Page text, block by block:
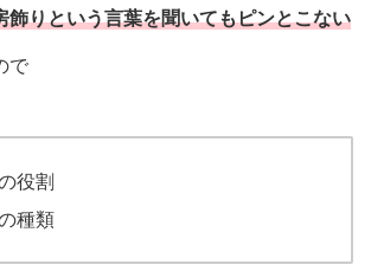
飾りという言葉を聞いてもピンとこない
で
役割
種類